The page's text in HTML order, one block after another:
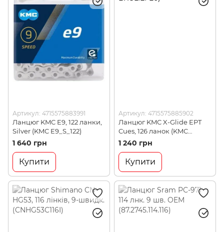
Артикул: 4715575883991
Ланцюг KMC E9, 122 ланки,
Silver (KMC E9_S_122)
1 640 грн
Купити
Артикул: 4715575885902
Ланцюг KMC X-Glide EPT
Cues, 126 ланок (KMC
BXGLIEP26)
1 240 грн
Купити